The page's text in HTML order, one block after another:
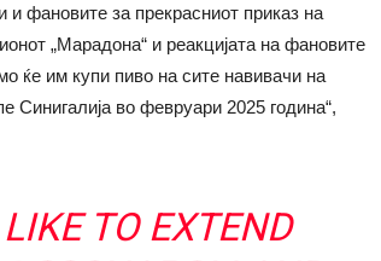
фановите за прекрасниот приказ на
„Марадона“ и реакцијата на фановите
ќе им купи пиво на сите навивачи на
Синигалија во февруари 2025 година“,
TO EXTEND